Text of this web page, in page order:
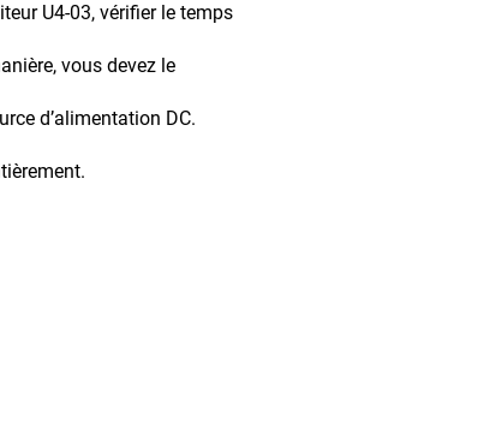
03, vérifier le temps
vous devez le
d’alimentation DC.